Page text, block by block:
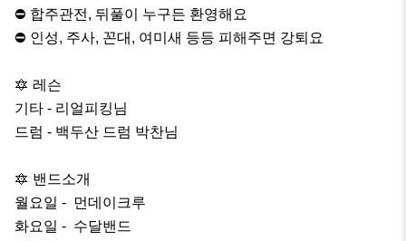
⛔️ 합주관전, 뒤풀이 누구든 환영해요
⛔️ 인성, 주사, 꼰대, 여미새 등등 피해주면 강퇴요
🔯 레슨
기타 - 리얼피킹님
드럼 - 백두산 드럼 박찬님
🔯 밴드소개
월요일 -  먼데이크루
화요일 -  수달밴드